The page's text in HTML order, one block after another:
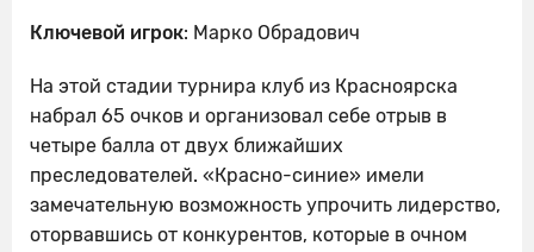
Ключевой игрок: Марко Обрадович
На этой стадии турнира клуб из Красноярска
набрал 65 очков и организовал себе отрыв в
четыре балла от двух ближайших
преследователей. «Красно-синие» имели
замечательную возможность упрочить лидерство,
оторвавшись от конкурентов, которые в очном